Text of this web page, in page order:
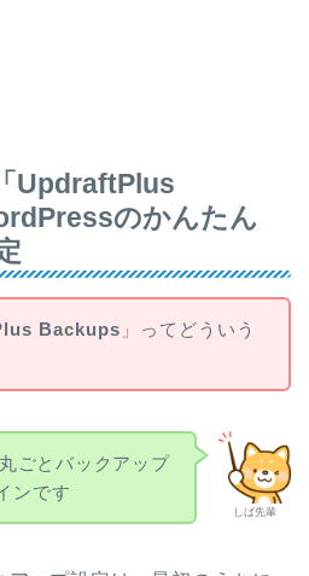
UpdraftPlus
のかんたん
Backups 」ってどういう
しば先輩
ごとバックアップ
ンです